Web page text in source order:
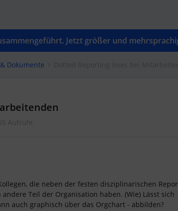
Jetzt größer und
Dokumente
Aufrufe
die neben der festen disziplinarischen
Teil der Organisation haben. (Wie) Lässt sich
auch graphisch über das Orgchart - abbilden?